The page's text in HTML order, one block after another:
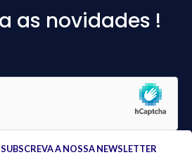
as novidades !